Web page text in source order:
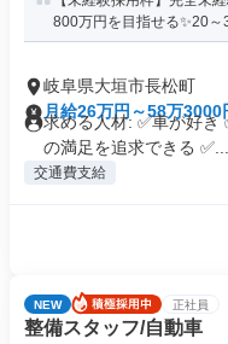
800万円を目指せる✨20～
岐阜県大垣市長松町
月給26万円～58万3000
求める人材: ✅車が好き
の満足を追求できる ✅...
交通費支給
NEW 正社員
整備スタッフ/自動車